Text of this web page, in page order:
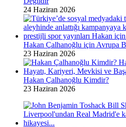
24 Haziran 2026
Hakan Çalhanoğlu için Avrupa
23 Haziran 2026
Hakan Çalhanoğlu Kimdir?
23 Haziran 2026